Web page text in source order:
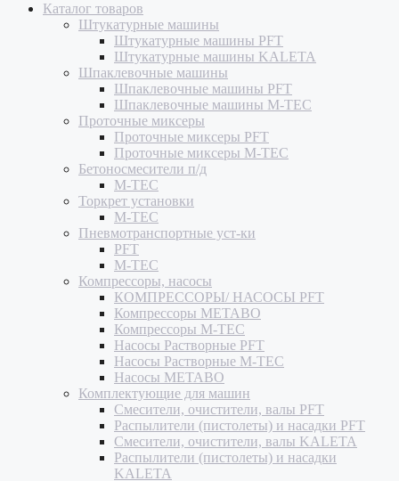
Каталог товаров
Штукатурные машины
Штукатурные машины PFT
Штукатурные машины KALETA
Шпаклевочные машины
Шпаклевочные машины PFT
Шпаклевочные машины M-TEC
Проточные миксеры
Проточные миксеры PFT
Проточные миксеры M-TEC
Бетоносмесители п/д
M-TEC
Торкрет установки
M-TEC
Пневмотранспортные уст-ки
PFT
M-TEC
Компрессоры, насосы
КОМПРЕССОРЫ/ НАСОСЫ PFT
Компрессоры METABO
Компрессоры M-TEC
Насосы Растворные PFT
Насосы Растворные M-TEC
Насосы METABO
Комплектующие для машин
Смесители, очистители, валы PFT
Распылители (пистолеты) и насадки PFT
Смесители, очистители, валы KALETA
Распылители (пистолеты) и насадки
KALETA